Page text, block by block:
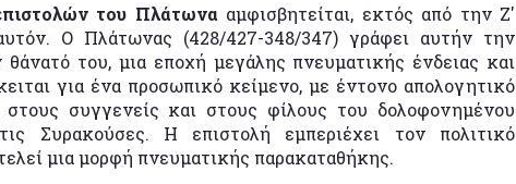
του Πλάτωνα αμφισβητείται, εκτός από την Ζ'
Ο Πλάτωνας (428/427-348/347) γράφει αυτήν την
του, μια εποχή μεγάλης πνευματικής ένδειας και
για ένα προσωπικό κείμενο, με έντονο απολογητικό
στους συγγενείς και στους φίλους του δολοφονημένου
Συρακούσες. Η επιστολή εμπεριέχει τον πολιτικό
μια μορφή πνευματικής παρακαταθήκης.